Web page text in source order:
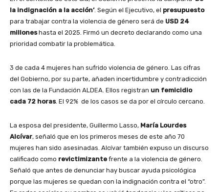
la indignación a la acción’. Según el Ejecutivo, el presupuesto
para trabajar contra la violencia de género será de USD 24
milloneshasta el 2025. Firmó un decreto declarando como una
prioridad combatir la problemática.
3 de cada 4 mujeres han sufrido violencia de género. Las cifras
del Gobierno, por su parte, añaden incertidumbre y contradicción
con las de la Fundación ALDEA. Ellos registran un femicidio
cada 72 horas. El 92% de los casos se da por el círculo cercano.
La esposa del presidente, Guillermo Lasso, María Lourdes
Alcívar, señaló que en los primeros meses de este año 70
mujeres han sido asesinadas. Alcívar también expuso un discurso
calificado como revictimizante frente a la violencia de género.
Señaló que antes de denunciar hay buscar ayuda psicológica
porque las mujeres se quedan con la indignación contra el “otro”.